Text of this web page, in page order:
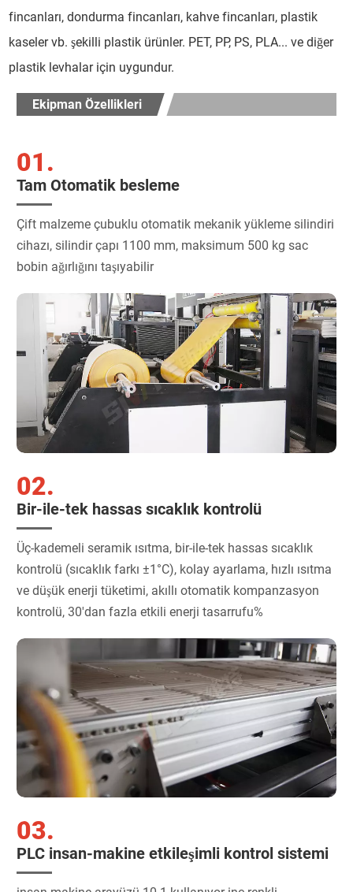
fincanları, dondurma fincanları, kahve fincanları, plastik
kaseler vb. şekilli plastik ürünler. PET, PP, PS, PLA... ve diğer
plastik levhalar için uygundur.
Ekipman Özellikleri
01.
Tam Otomatik besleme
Çift malzeme çubuklu otomatik mekanik yükleme silindiri
cihazı, silindir çapı 1100 mm, maksimum 500 kg sac
bobin ağırlığını taşıyabilir
02.
Bir-ile-tek hassas sıcaklık kontrolü
Üç-kademeli seramik ısıtma, bir-ile-tek hassas sıcaklık
kontrolü (sıcaklık farkı ±1°C), kolay ayarlama, hızlı ısıtma
ve düşük enerji tüketimi, akıllı otomatik kompanzasyon
kontrolü, 30'dan fazla etkili enerji tasarrufu%
03.
PLC insan-makine etkileşimli kontrol sistemi